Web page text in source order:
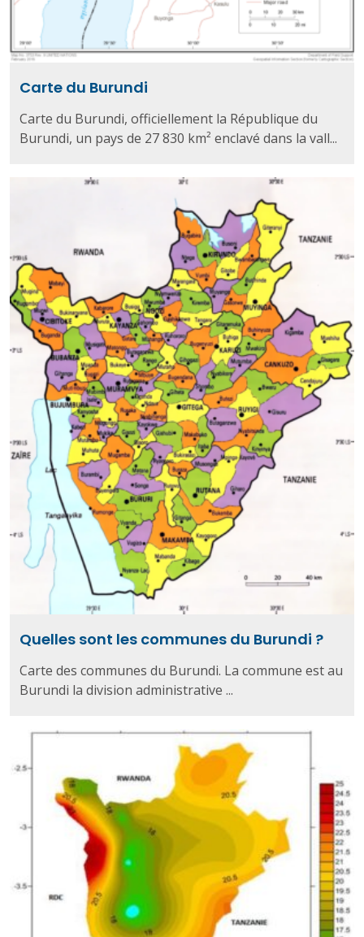
Carte du Burundi
Carte du Burundi, officiellement la République du
Burundi, un pays de 27 830 km² enclavé dans la vall...
Quelles sont les communes du Burundi ?
Carte des communes du Burundi. La commune est au
Burundi la division administrative ...